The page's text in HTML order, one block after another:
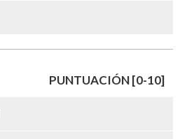
PUNTUACIÓN [0-10]